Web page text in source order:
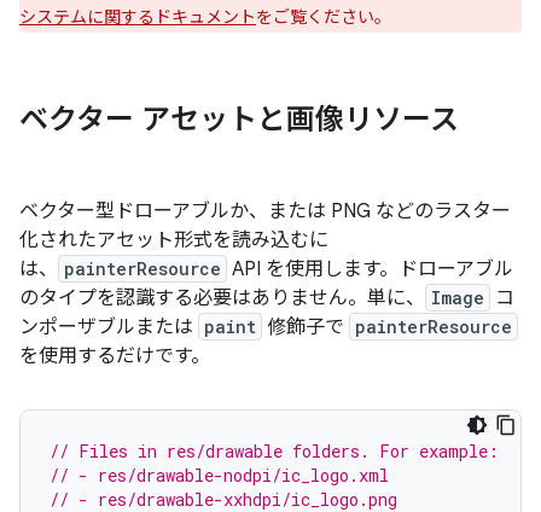
システムに関するドキュメントをご覧ください。
ベクター アセットと画像リソース
ベクター型ドローアブルか、または PNG などのラスター
化されたアセット形式を読み込むに
は、
painterResource API を使用します。ドローアブル
のタイプを認識する必要はありません。単に、
Image
コ
ンポーザブルまたは paint 修飾子で painterResource
を使用するだけです。
// Files in res/drawable folders. For example:
// - res/drawable-nodpi/ic_logo.xml
// - res/drawable-xxhdpi/ic_logo.png